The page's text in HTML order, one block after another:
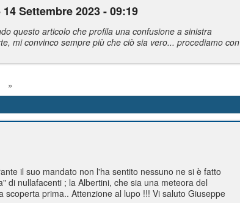
14 Settembre 2023 - 09:19
questo articolo che profila una confusione a sinistra
mi convinco sempre più che ciò sia vero... procediamo con
»
il suo mandato non l'ha sentito nessuno ne si è fatto
di nullafacenti ; la Albertini, che sia una meteora del
scoperta prima.. Attenzione al lupo !!! Vi saluto Giuseppe